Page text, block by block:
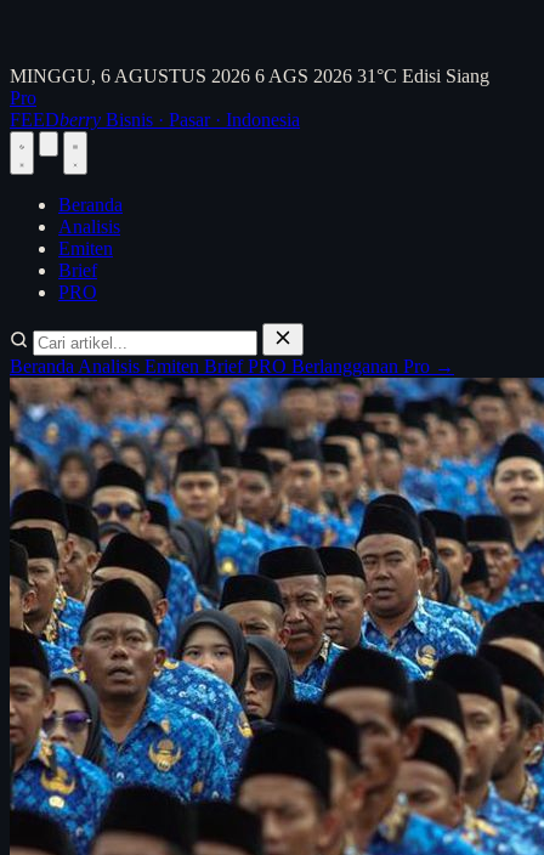
MINGGU, 6 AGUSTUS 2026 6 AGS 2026 31°C Edisi Siang
Pro
FEEDberry Bisnis · Pasar · Indonesia
Beranda
Analisis
Emiten
Brief
PRO
Beranda Analisis Emiten BriefPRO Berlangganan Pro →